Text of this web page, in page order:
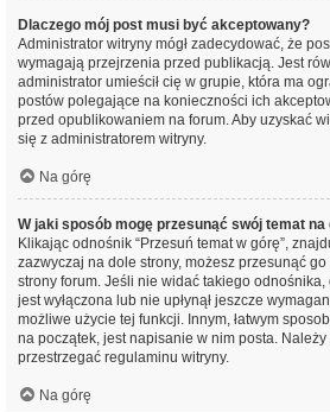
Dlaczego mój post musi być akceptowany?
Administrator witryny mógł zadecydować, że
wymagają przejrzenia przed publikacją. Jest
administrator umieścił cię w grupie, która ma
postów polegające na konieczności ich
przed opublikowaniem na forum. Aby uzyskać
się z administratorem witryny.
Na górę
W jaki sposób mogę przesunąć swój temat
Klikając odnośnik “Przesuń temat w górę”,
zazwyczaj na dole strony, możesz przesunąć
strony forum. Jeśli nie widać takiego odnośnika,
jest wyłączona lub nie upłynął jeszcze
możliwe użycie tej funkcji. Innym, łatwym
na początek, jest napisanie w nim posta.
przestrzegać regulaminu witryny.
Na górę